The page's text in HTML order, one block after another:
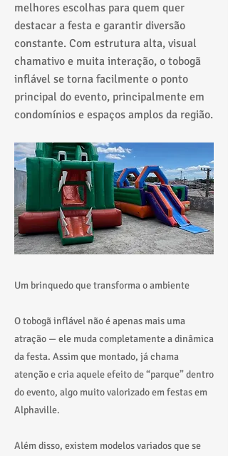
melhores escolhas para quem quer
destacar a festa e garantir diversão
constante. Com estrutura alta, visual
chamativo e muita interação, o tobogã
inflável se torna facilmente o ponto
principal do evento, principalmente em
condomínios e espaços amplos da região.
Um brinquedo que transforma o ambiente
O tobogã inflável não é apenas mais uma
atração — ele muda completamente a dinâmica
da festa. Assim que montado, já chama
atenção e cria aquele efeito de “parque” dentro
do evento, algo muito valorizado em festas em
Alphaville.
Além disso, existem modelos variados que se